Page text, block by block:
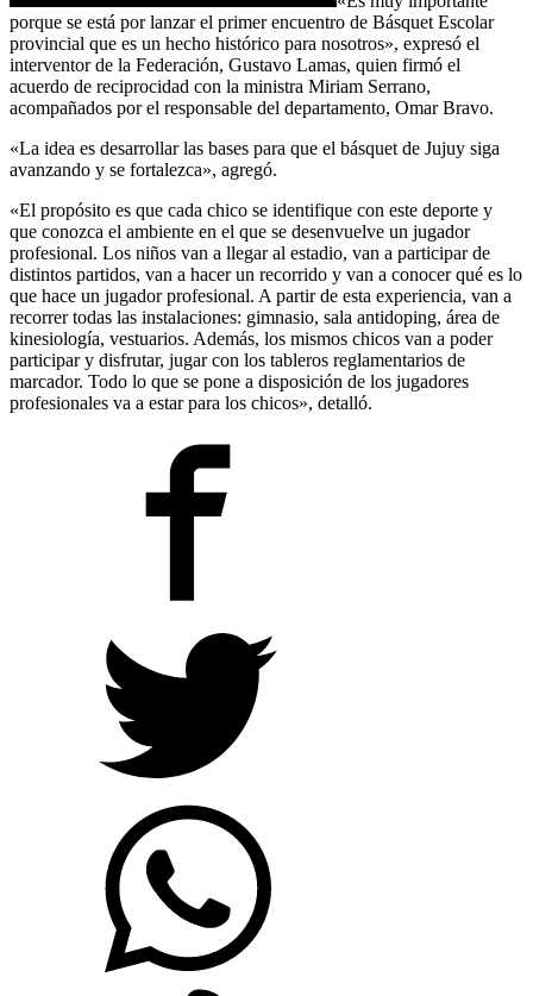
porque se está por lanzar el primer encuentro de Básquet Escolar
provincial que es un hecho histórico para nosotros», expresó el
interventor de la Federación, Gustavo Lamas, quien firmó el
acuerdo de reciprocidad con la ministra Miriam Serrano,
acompañados por el responsable del departamento, Omar Bravo.
«La idea es desarrollar las bases para que el básquet de Jujuy siga
avanzando y se fortalezca», agregó.
«El propósito es que cada chico se identifique con este deporte y
que conozca el ambiente en el que se desenvuelve un jugador
profesional. Los niños van a llegar al estadio, van a participar de
distintos partidos, van a hacer un recorrido y van a conocer qué es lo
que hace un jugador profesional. A partir de esta experiencia, van a
recorrer todas las instalaciones: gimnasio, sala antidoping, área de
kinesiología, vestuarios. Además, los mismos chicos van a poder
participar y disfrutar, jugar con los tableros reglamentarios de
marcador. Todo lo que se pone a disposición de los jugadores
profesionales va a estar para los chicos», detalló.